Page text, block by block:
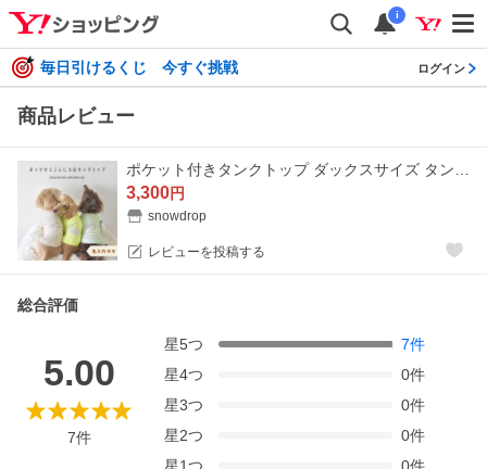
i
毎日引けるくじ 今すぐ挑戦 ログイン
商品レビュー
3,300円
snowdrop
レビューを投稿する
総合評価
5.00
7件
星5つ 7件
星4つ 0件
星3つ 0件
星2つ 0件